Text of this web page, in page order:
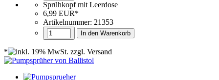
Sprühkopf mit Leerdose
6,99 EUR*
Artikelnummer: 21353
In den Warenkorb
*